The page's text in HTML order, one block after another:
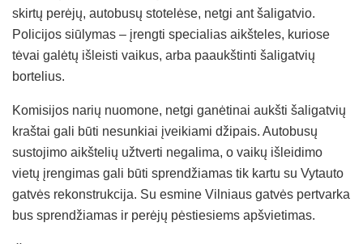
skirtų perėjų, autobusų stotelėse, netgi ant šaligatvio.
Policijos siūlymas – įrengti specialias aikšteles, kuriose
tėvai galėtų išleisti vaikus, arba paaukštinti šaligatvių
bortelius.
Komisijos narių nuomone, netgi ganėtinai aukšti šaligatvių
kraštai gali būti nesunkiai įveikiami džipais. Autobusų
sustojimo aikštelių užtverti negalima, o vaikų išleidimo
vietų įrengimas gali būti sprendžiamas tik kartu su Vytauto
gatvės rekonstrukcija. Su esmine Vilniaus gatvės pertvarka
bus sprendžiamas ir perėjų pėstiesiems apšvietimas.